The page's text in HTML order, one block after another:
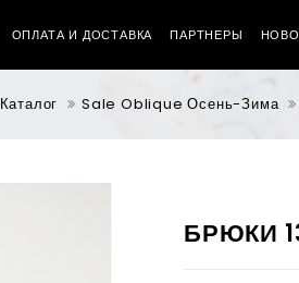
ОПЛАТА И ДОСТАВКА ПАРТНЕРЫ
Каталог Sale Oblique Осень-Зима
БРЮКИ